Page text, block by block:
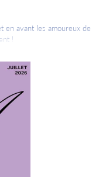
en avant les amoureux de
!
sites de Canal 32 et
: Vanessa Serieis,
Beltramelli, pilote Pépite
de l'aéroport de Troyes-